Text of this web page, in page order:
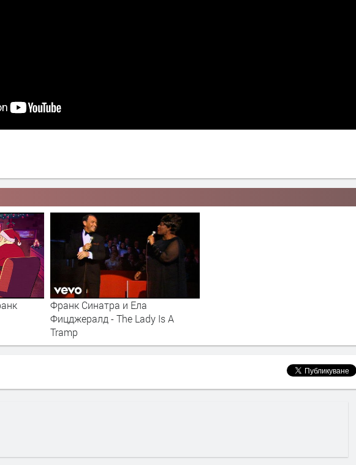
Франк Синатра и Ела
Фицджералд - The Lady Is A
Tramp